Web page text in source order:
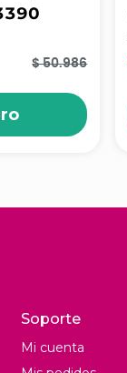
$ 50.986
Soporte
Mi cuenta